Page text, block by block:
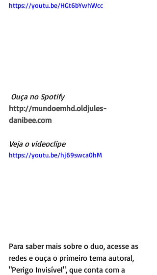
https://youtu.be/HGt6bYwhWcc
Ouça no Spotify
http://mundoemhd.oldjules-
danibee.com
Veja o videoclipe
https://youtu.be/hj69swca0hM
Para saber mais sobre o duo, acesse as
redes e ouça o primeiro tema autoral,
"Perigo Invisível", que conta com a